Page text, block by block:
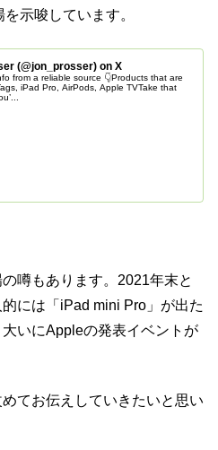
示唆しています。
(@jon_prosser) on X
from a reliable source 👇Products that are
iPad Pro, AirPods, Apple TVTake that
噂もあります。2021年末と
には「iPad mini Pro」が出た
いにAppleの発表イベントが
てお伝えしていきたいと思い